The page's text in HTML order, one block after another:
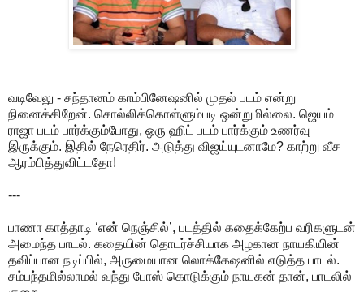
வடிவேலு - சந்தானம் காம்பினேஷனில் முதல் படம் என்று
நினைக்கிறேன். சொல்லிக்கொள்ளும்படி ஒன்றுமில்லை. ஜெயம்
ராஜா படம் பார்க்கும்போது, ஒரு ஹிட் படம் பார்க்கும் உணர்வு
இருக்கும். இதில் நேரெதிர். அடுத்து விஜய்யுடனாமே? காற்று வீச
ஆரம்பித்துவிட்டதோ!
---
பாணா காத்தாடி ‘என் நெஞ்சில்’, படத்தில் கதைக்கேற்ப வரிகளுடன்
அமைந்த பாடல். கதையின் தொடர்ச்சியாக அழகான நாயகியின்
தவிப்பான நடிப்பில், அருமையான லொக்கேஷனில் எடுத்த பாடல்.
சம்பந்தமில்லாமல் வந்து போஸ் கொடுக்கும் நாயகன் தான், பாடலில்